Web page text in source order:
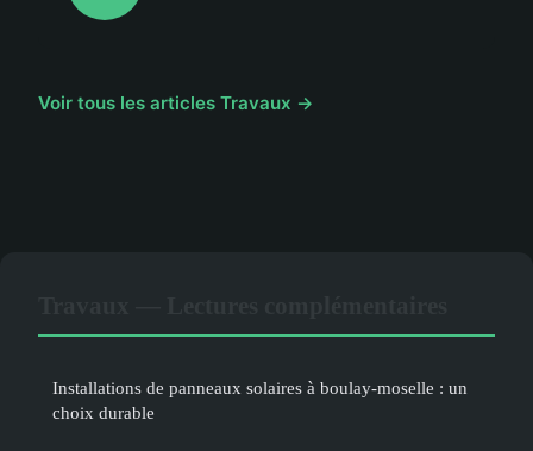
Voir tous les articles Travaux →
Installations de panneaux solaires à boulay-moselle : un
choix durable